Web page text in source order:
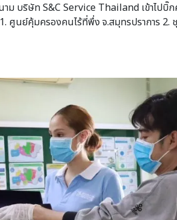
ม บริษัท S&C Service Thailand เข้าไปบิ๊
ศูนย์คุ้มครองคนไร้ที่พึ่ง จ.สมุทรปราการ